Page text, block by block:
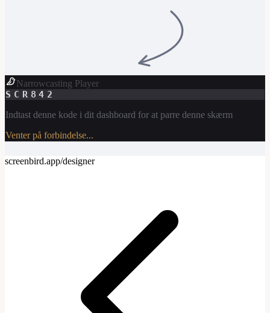
Narrowcasting Player
SCR842
Indtast denne kode i dit dashboard for at parre denne skærm
Venter på forbindelse...
screenbird.app/designer